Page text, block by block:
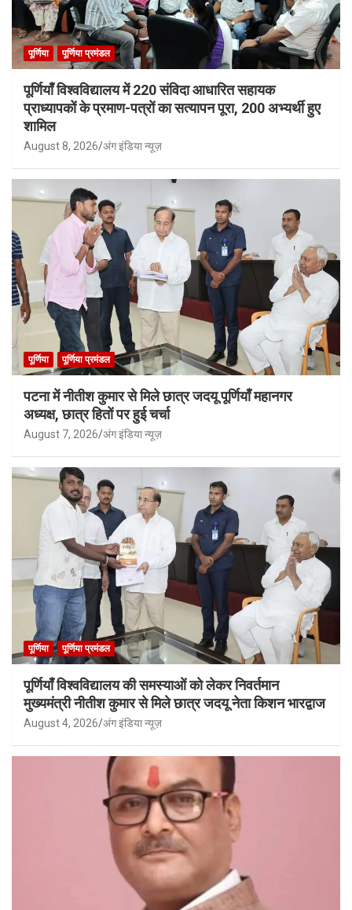
पूर्णिया पूर्णिया प्रमंडल
पूर्णियाँ विश्वविद्यालय में 220 संविदा आधारित सहायक
प्राध्यापकों के प्रमाण-पत्रों का सत्यापन पूरा, 200 अभ्यर्थी हुए
शामिल
August 8, 2026 अंग इंडिया न्यूज़
पूर्णिया पूर्णिया प्रमंडल
पटना में नीतीश कुमार से मिले छात्र जदयू पूर्णियाँ महानगर
अध्यक्ष, छात्र हितों पर हुई चर्चा
August 7, 2026 अंग इंडिया न्यूज़
पूर्णिया पूर्णिया प्रमंडल
पूर्णियाँ विश्वविद्यालय की समस्याओं को लेकर निवर्तमान
मुख्यमंत्री नीतीश कुमार से मिले छात्र जदयू नेता किशन भारद्वाज
August 4, 2026 अंग इंडिया न्यूज़